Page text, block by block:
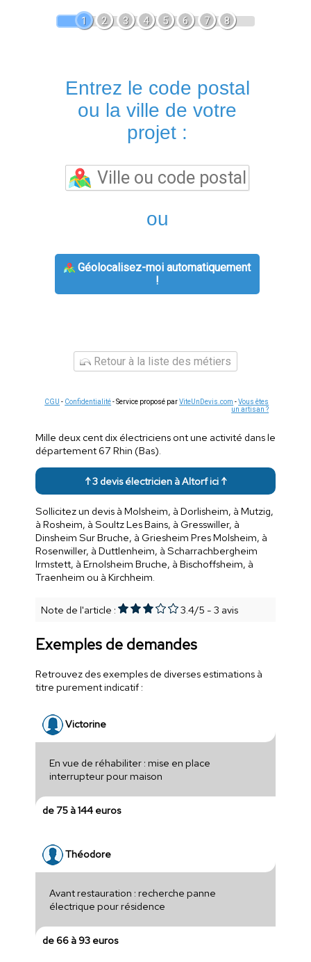
1 2 3 4 5 6 7 8
Entrez le code postal
ou la ville de votre
projet :
ou
Géolocalisez-moi automatiquement
!
Retour à la liste des métiers
CGU - Confidentialité- Service proposé parViteUnDevis.com -Vous êtes
un artisan ?
Mille deux cent dix électriciens ont une activité dans le
département 67 Rhin (Bas).
↑ 3 devis électricien à Altorf ici ↑
Sollicitez un devis à Molsheim, à Dorlisheim, à Mutzig,
à Rosheim, à Soultz Les Bains, à Gresswiller, à
Dinsheim Sur Bruche, à Griesheim Pres Molsheim, à
Rosenwiller, à Duttlenheim, à Scharrachbergheim
Irmstett, à Ernolsheim Bruche, à Bischoffsheim, à
Traenheim ou à Kirchheim.
Note de l'article : 3.4/5 - 3 avis
Exemples de demandes
Retrouvez des exemples de diverses estimations à
titre purement indicatif :
Victorine
En vue de réhabiliter : mise en place
interrupteur pour maison
de 75 à 144 euros
Théodore
Avant restauration : recherche panne
électrique pour résidence
de 66 à 93 euros